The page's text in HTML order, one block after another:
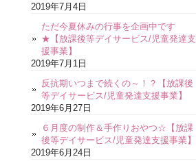
2019年7月4日
ただ今夏休みの行事を企画中です
★【放課後等デイサービス/児童発達支
援事業】
2019年7月1日
反抗期いつまで続くの～！？【放課後
等デイサービス/児童発達支援事業】
2019年6月27日
６月度の制作＆手作りおやつ☆【放課
後等デイサービス/児童発達支援事業】
2019年6月24日